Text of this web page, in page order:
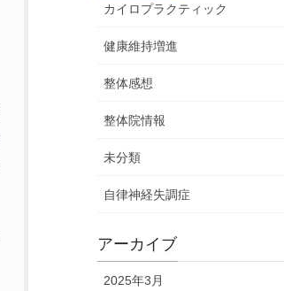
カイロプラクティック
健康維持増進
整体感想
整体院情報
未分類
自律神経失調症
アーカイブ
2025年3月